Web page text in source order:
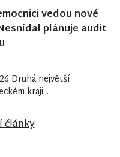
vedou nové
plánuje audit
Druhá největší
kraji...
články